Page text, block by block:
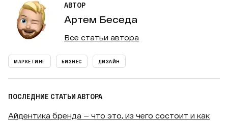
АВТОР
Артем Беседа
Все статьи автора
МАРКЕТИНГ БИЗНЕС ДИЗАЙН
ПОСЛЕДНИЕ СТАТЬИ АВТОРА
Айдентика бренда — что это, из чего состоит и как